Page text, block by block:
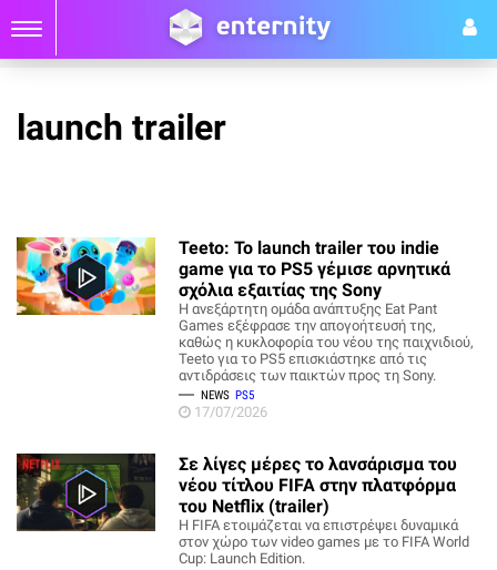
launch trailer
Teeto: Το launch trailer του indie
game για το PS5 γέμισε αρνητικά
σχόλια εξαιτίας της Sony
Η ανεξάρτητη ομάδα ανάπτυξης Eat Pant
Games εξέφρασε την απογοήτευσή της,
καθώς η κυκλοφορία του νέου της παιχνιδιού,
Teeto για το PS5 επισκιάστηκε από τις
αντιδράσεις των παικτών προς τη Sony.
NEWS PS5
17/07/2026
Σε λίγες μέρες το λανσάρισμα του
νέου τίτλου FIFA στην πλατφόρμα
του Netflix (trailer)
Η FIFA ετοιμάζεται να επιστρέψει δυναμικά
στον χώρο των video games με το FIFA World
Cup: Launch Edition.